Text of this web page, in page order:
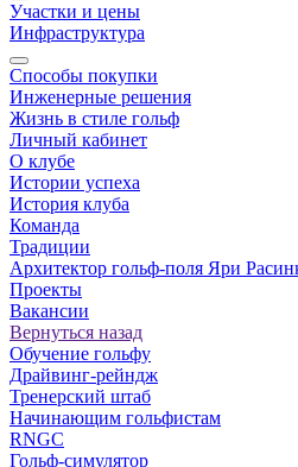
Участки и цены
Инфраструктура
Способы покупки
Инженерные решения
Жизнь в стиле гольф
Личный кабинет
О клубе
Истории успеха
История клуба
Команда
Традиции
Архитектор гольф-поля Яри
Проекты
Вакансии
Вернуться назад
Обучение гольфу
Драйвинг-рейндж
Тренерский штаб
Начинающим гольфистам
RNGC
Гольф-симулятор